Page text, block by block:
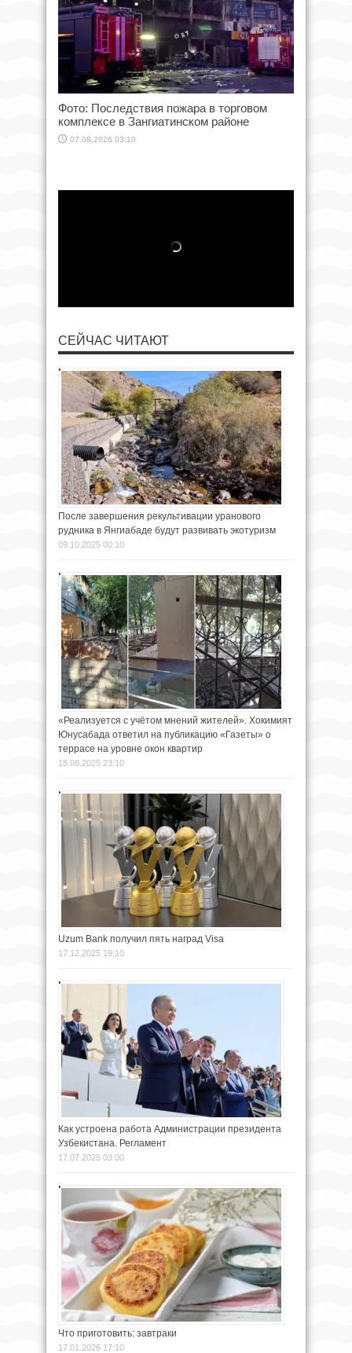
Фото: Последствия пожара в торговом
комплексе в Зангиатинском районе
07.08.2026 03:10
СЕЙЧАС ЧИТАЮТ
После завершения рекультивации уранового
рудника в Янгиабаде будут развивать экотуризм
09.10.2025 00:10
«Реализуется с учётом мнений жителей». Хокимият
Юнусабада ответил на публикацию «Газеты» о
террасе на уровне окон квартир
18.08.2025 23:10
Uzum Bank получил пять наград Visa
17.12.2025 19:10
Как устроена работа Администрации президента
Узбекистана. Регламент
17.07.2025 03:00
Что приготовить: завтраки
17.01.2026 17:10